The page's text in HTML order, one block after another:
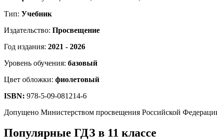
Тип: Учебник
Издательство: Просвещение
Год издания: 2021 - 2026
Уровень обучения: базовый
Цвет обложки: фиолетовый
ISBN: 978-5-09-081214-6
Допущено Министерством просвещения Российской
Популярные ГДЗ в 11 классе